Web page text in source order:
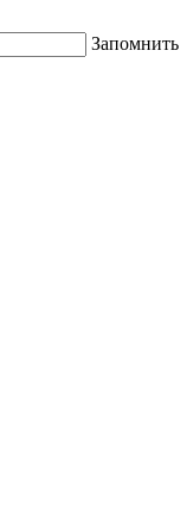
Запомнить